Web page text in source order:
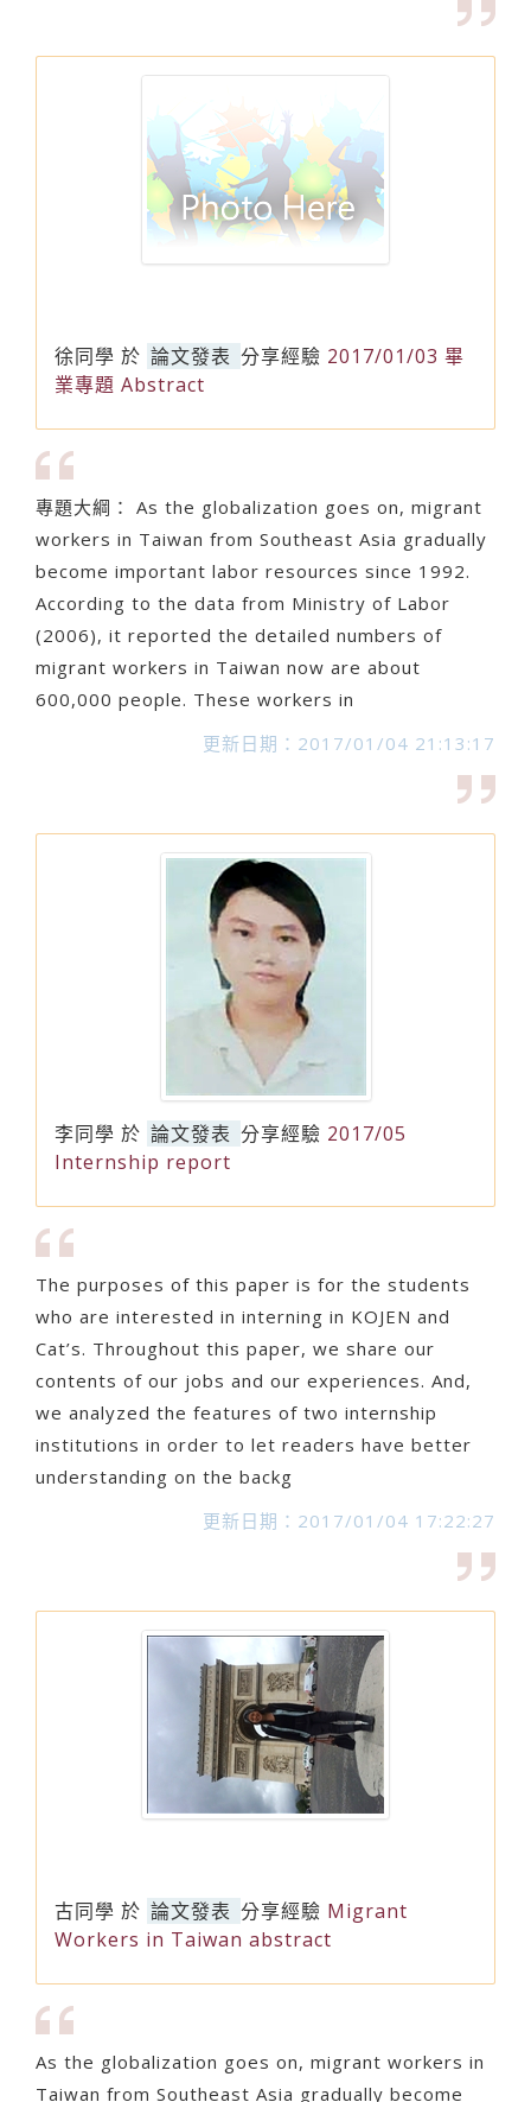
徐同學 於 論文發表 分享經驗 2017/01/03 畢
業專題 Abstract
專題大綱： As the globalization goes on, migrant
workers in Taiwan from Southeast Asia gradually
become important labor resources since 1992.
According to the data from Ministry of Labor
(2006), it reported the detailed numbers of
migrant workers in Taiwan now are about
600,000 people. These workers in
更新日期：2017/01/04 21:13:17
李同學 於 論文發表 分享經驗 2017/05
Internship report
The purposes of this paper is for the students
who are interested in interning in KOJEN and
Cat’s. Throughout this paper, we share our
contents of our jobs and our experiences. And,
we analyzed the features of two internship
institutions in order to let readers have better
understanding on the backg
更新日期：2017/01/04 17:22:27
古同學 於 論文發表 分享經驗 Migrant
Workers in Taiwan abstract
As the globalization goes on, migrant workers in
Taiwan from Southeast Asia gradually become